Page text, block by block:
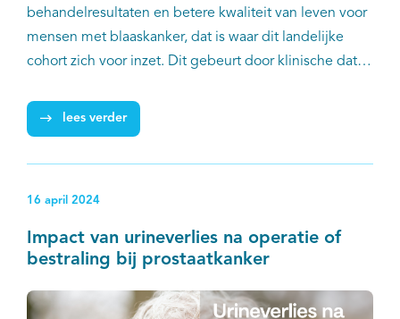
behandelresultaten en betere kwaliteit van leven voor
mensen met blaaskanker, dat is waar dit landelijke
cohort zich voor inzet. Dit gebeurt door klinische data,
voor onderzoek beschikbaar te maken.
lees verder
16 april 2024
Impact van urineverlies na operatie of
bestraling bij prostaatkanker